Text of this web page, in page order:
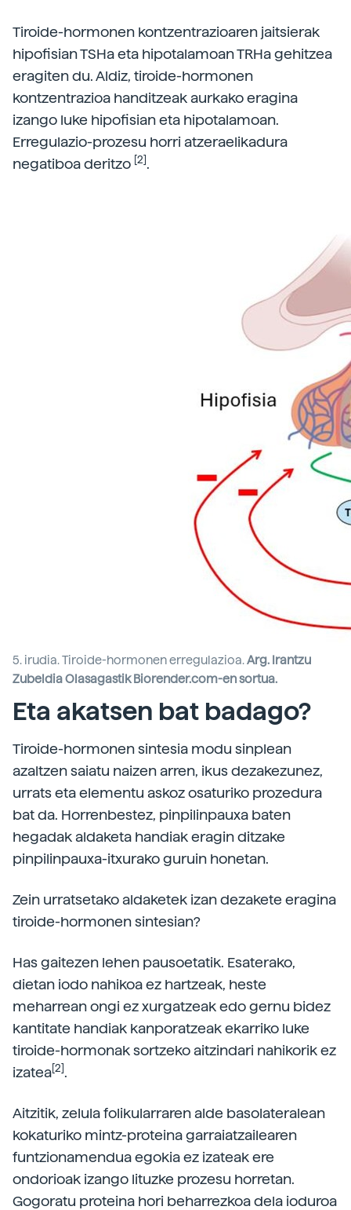
Tiroide-hormonen kontzentrazioaren jaitsierak
hipofisian TSHa eta hipotalamoan TRHa gehitzea
eragiten du. Aldiz, tiroide-hormonen
kontzentrazioa handitzeak aurkako eragina
izango luke hipofisian eta hipotalamoan.
Erregulazio-prozesu horri atzeraelikadura
negatiboa deritzo [2].
5. irudia. Tiroide-hormonen erregulazioa.Arg. Irantzu
Zubeldia Olasagastik Biorender.com-en sortua.
Eta akatsen bat badago?
Tiroide-hormonen sintesia modu sinplean
azaltzen saiatu naizen arren, ikus dezakezunez,
urrats eta elementu askoz osaturiko prozedura
bat da. Horrenbestez, pinpilinpauxa baten
hegadak aldaketa handiak eragin ditzake
pinpilinpauxa-itxurako guruin honetan.
Zein urratsetako aldaketek izan dezakete eragina
tiroide-hormonen sintesian?
Has gaitezen lehen pausoetatik. Esaterako,
dietan iodo nahikoa ez hartzeak, heste
meharrean ongi ez xurgatzeak edo gernu bidez
kantitate handiak kanporatzeak ekarriko luke
tiroide-hormonak sortzeko aitzindari nahikorik ez
izatea[2].
Aitzitik, zelula folikularraren alde basolateralean
kokaturiko mintz-proteina garraiatzailearen
funtzionamendua egokia ez izateak ere
ondorioak izango lituzke prozesu horretan.
Gogoratu proteina hori beharrezkoa dela ioduroa